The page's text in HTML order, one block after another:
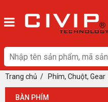
Trang chủ / Phím, Chuột, Gear
BÀN PHÍM